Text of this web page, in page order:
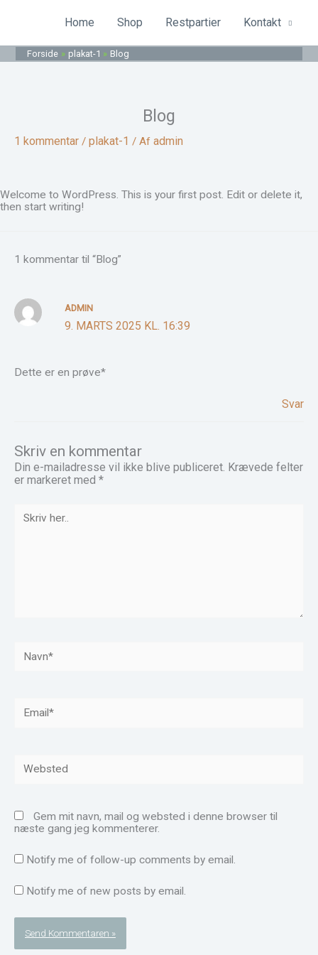
Home Shop Restpartier Kontakt
Forside plakat-1 Blog
Blog
1 kommentar / plakat-1 / Af admin
Welcome to WordPress. This is your first post. Edit or delete it,
then start writing!
1 kommentar til “Blog”
ADMIN
9. MARTS 2025 KL. 16:39
Dette er en prøve*
Svar
Skriv en kommentar
Din e-mailadresse vil ikke blive publiceret. Krævede felter
er markeret med *
her..
Gem mit navn, mail og websted i denne browser til
næste gang jeg kommenterer.
Notify me of follow-up comments by email.
Notify me of new posts by email.